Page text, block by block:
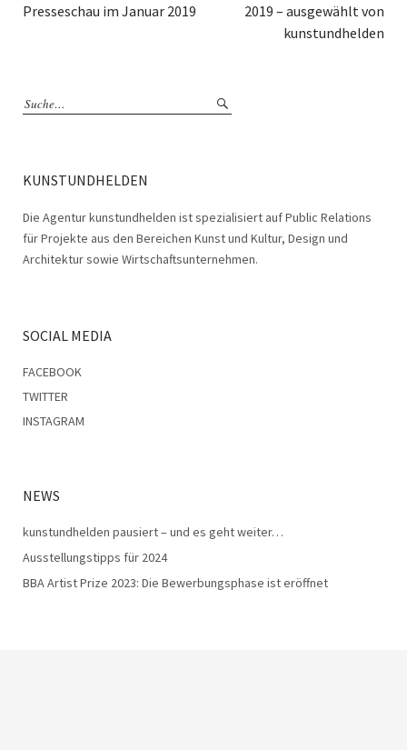
Presseschau im Januar 2019
2019 – ausgewählt von
kunstundhelden
KUNSTUNDHELDEN
Die Agentur kunstundhelden ist spezialisiert auf Public Relations
für Projekte aus den Bereichen Kunst und Kultur, Design und
Architektur sowie Wirtschaftsunternehmen.
SOCIAL MEDIA
FACEBOOK
TWITTER
INSTAGRAM
NEWS
kunstundhelden pausiert – und es geht weiter…
Ausstellungstipps für 2024
BBA Artist Prize 2023: Die Bewerbungsphase ist eröffnet